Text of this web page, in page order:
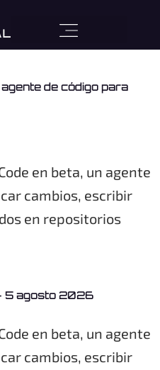
de código para
en beta, un agente
cambios, escribir
en repositorios
5 agosto 2026
en beta, un agente
cambios, escribir